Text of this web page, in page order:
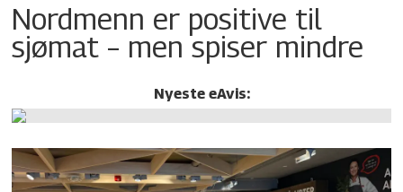
Nordmenn er positive til
sjømat – men spiser mindre
Nyeste eAvis: